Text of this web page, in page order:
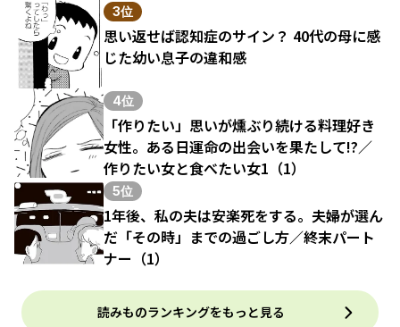
3位
思い返せば認知症のサイン？ 40代の母に感
じた幼い息子の違和感
4位
「作りたい」思いが燻ぶり続ける料理好き
女性。ある日運命の出会いを果たして!?／
作りたい女と食べたい女1（1）
5位
1年後、私の夫は安楽死をする。夫婦が選ん
だ「その時」までの過ごし方／終末パート
ナー（1）
読みものランキングをもっと見る